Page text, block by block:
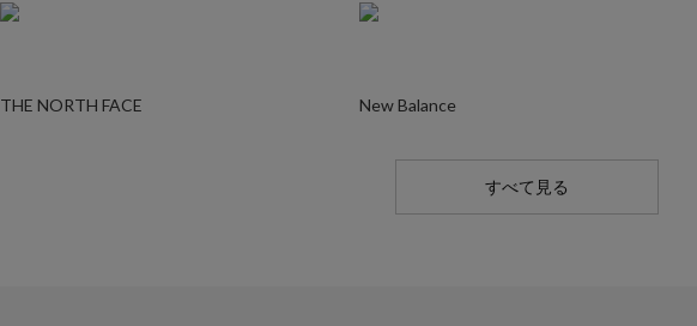
THE NORTH FACE New Balance
すべて見る